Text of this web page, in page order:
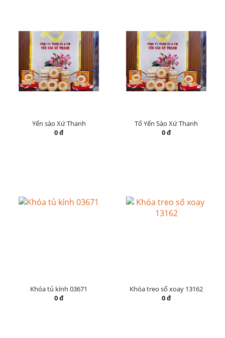
Yến sào Xứ Thanh
0 đ
Tổ Yến Sào Xứ Thanh
0 đ
Khóa tủ kính 03671
0 đ
Khóa treo số xoay 13162
0 đ